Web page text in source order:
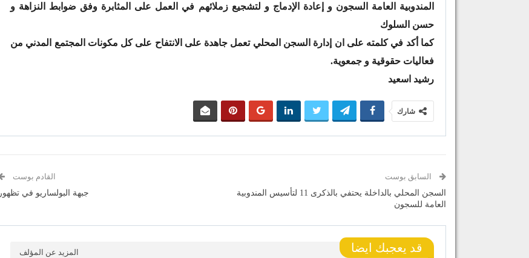
المندوبية العامة السجون و إعادة الإدماج و لتشجيع زملائهم في العمل على المثابرة وفق ضوابط النزاهة و
حسن السلوك
كما أكد في كلمته على ان إدارة السجن المحلي تعمل جاهدة على الانتفاح على كل مكونات المجتمع المدني من
فعاليات حقوقية و جمعوية.
رشيد اسعيد
شارك
السابق بوست
السجن المحلي بالداخلة يحتفي بالذكرى 11 لتأسيس المندوبية
العامة للسجون
القادم بوست
جبهة البولساريو في تظهور
قد يعجبك ايضا المزيد عن المؤلف